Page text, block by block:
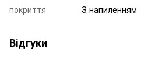
покриття
З напиленням
Відгуки